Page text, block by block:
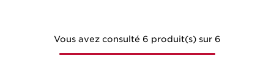
Vous avez consulté 6 produit(s) sur 6